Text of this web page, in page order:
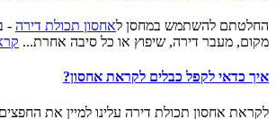
החלטתם להשתמש במחסן לאחסון תכולת דירה -
מקום, מעבר דירה, שיפוץ או כל סיבה אחרת...
איך כדאי לקפל כבלים לקראת אחסון?
לקראת אחסון תכולת דירה עלינו למיין את